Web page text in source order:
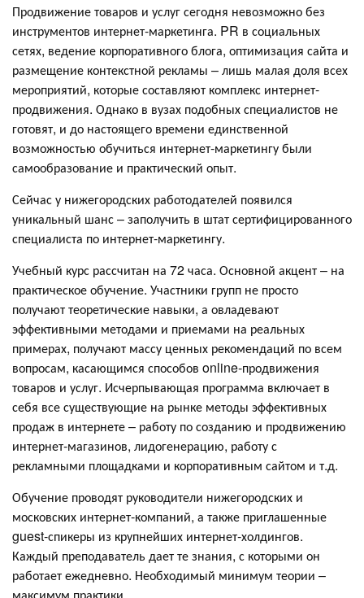
Продвижение товаров и услуг сегодня невозможно без
инструментов интернет-маркетинга. PR в социальных
сетях, ведение корпоративного блога, оптимизация сайта и
размещение контекстной рекламы – лишь малая доля всех
мероприятий, которые составляют комплекс интернет-
продвижения. Однако в вузах подобных специалистов не
готовят, и до настоящего времени единственной
возможностью обучиться интернет-маркетингу были
самообразование и практический опыт.
Сейчас у нижегородских работодателей появился
уникальный шанс – заполучить в штат сертифицированного
специалиста по интернет-маркетингу.
Учебный курс рассчитан на 72 часа. Основной акцент – на
практическое обучение. Участники групп не просто
получают теоретические навыки, а овладевают
эффективными методами и приемами на реальных
примерах, получают массу ценных рекомендаций по всем
вопросам, касающимся способов online-продвижения
товаров и услуг. Исчерпывающая программа включает в
себя все существующие на рынке методы эффективных
продаж в интернете – работу по созданию и продвижению
интернет-магазинов, лидогенерацию, работу с
рекламными площадками и корпоративным сайтом и т.д.
Обучение проводят руководители нижегородских и
московских интернет-компаний, а также приглашенные
guest-спикеры из крупнейших интернет-холдингов.
Каждый преподаватель дает те знания, с которыми он
работает ежедневно. Необходимый минимум теории –
максимум практики.